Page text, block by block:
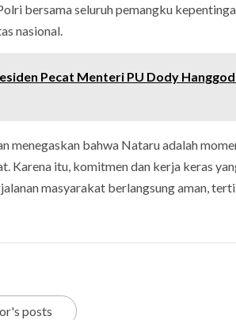
bersama seluruh pemangku
nasional.
Pecat Menteri PU Dody
menegaskan bahwa Nataru adalah
Karena itu, komitmen dan kerja keras
masyarakat berlangsung aman,
posts